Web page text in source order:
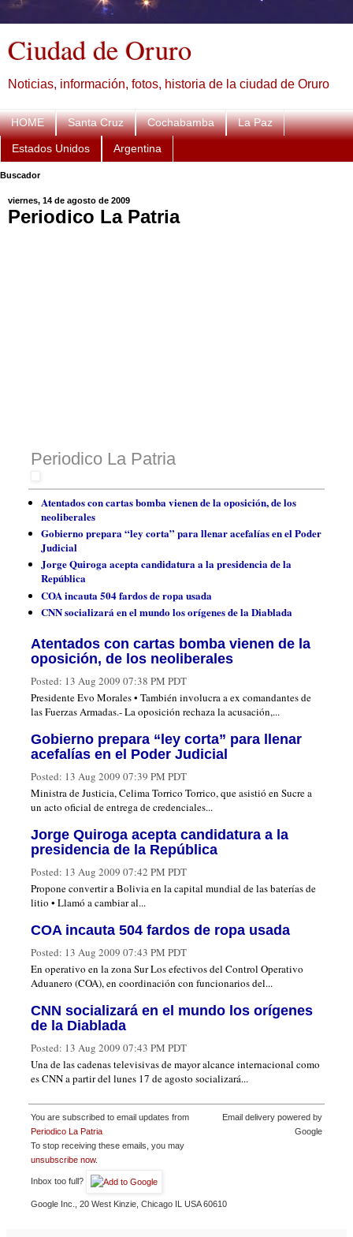
Ciudad de Oruro
Noticias, información, fotos, historia de la ciudad de Oruro
HOME Santa Cruz Cochabamba La Paz
Estados Unidos Argentina
Buscador
viernes, 14 de agosto de 2009
Periodico La Patria
Periodico La Patria
Atentados con cartas bomba vienen de la oposición, de los
neoliberales
Gobierno prepara “ley corta” para llenar acefalías en el Poder
Judicial
Jorge Quiroga acepta candidatura a la presidencia de la
República
COA incauta 504 fardos de ropa usada
CNN socializará en el mundo los orígenes de la Diablada
Atentados con cartas bomba vienen de la
oposición, de los neoliberales
Posted: 13 Aug 2009 07:38 PM PDT
Presidente Evo Morales • También involucra a ex comandantes de
las Fuerzas Armadas.- La oposición rechaza la acusación,...
Gobierno prepara “ley corta” para llenar
acefalías en el Poder Judicial
Posted: 13 Aug 2009 07:39 PM PDT
Ministra de Justicia, Celima Torrico Torrico, que asistió en Sucre a
un acto oficial de entrega de credenciales...
Jorge Quiroga acepta candidatura a la
presidencia de la República
Posted: 13 Aug 2009 07:42 PM PDT
Propone convertir a Bolivia en la capital mundial de las baterías de
litio • Llamó a cambiar al...
COA incauta 504 fardos de ropa usada
Posted: 13 Aug 2009 07:43 PM PDT
En operativo en la zona Sur Los efectivos del Control Operativo
Aduanero (COA), en coordinación con funcionarios del...
CNN socializará en el mundo los orígenes
de la Diablada
Posted: 13 Aug 2009 07:43 PM PDT
Una de las cadenas televisivas de mayor alcance internacional como
es CNN a partir del lunes 17 de agosto socializará...
You are subscribed to email updates from
Periodico La Patria
To stop receiving these emails, you may
unsubscribe now.
Email delivery powered by
Google
Inbox too full?
Google Inc., 20 West Kinzie, Chicago IL USA 60610